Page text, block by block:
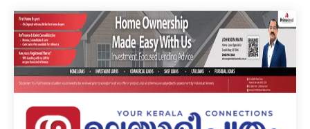
Skip
to
content